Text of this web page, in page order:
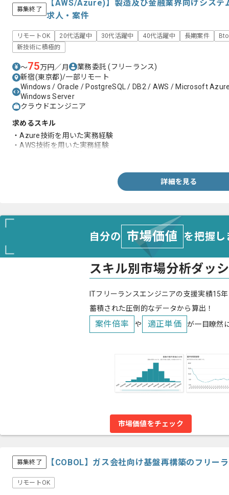
募集終了
【AWS/Azure)】製造及び金融業界向けシステ
求人・案件
リモートOK 20代活躍中 30代活躍中 40代活躍中 長期案件
新技術に積極的
〜75万円／月 業務委託(フリーランス)
新宿(東京都)/一部リモート
Windows / Oracle / PostgreSQL / DB2 / AWS / Microsoft
Windows Server
クラウドエンジニア
求めるスキル
・Azure技術を用いた実務経験
・AWS技術を用いた実務経験
詳細を見る
自分の 市場価値 を把握
スキル別市場分析ダッ
ITフリーランスエンジニアの支援実績15
蓄積された圧倒的なデータから算出！
案件倍率 や 適正単価 が一目瞭然
市場価値をチェック
募集終了 【COBOL】ガス会社向け基盤再構築のフリー
リモートOK